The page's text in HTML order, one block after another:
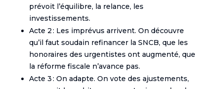
prévoit l’équilibre, la relance, les
investissements.
Acte 2 : Les imprévus arrivent. On découvre
qu’il faut soudain refinancer la SNCB, que les
honoraires des urgentistes ont augmenté, que
la réforme fiscale n’avance pas.
Acte 3 : On adapte. On vote des ajustements,